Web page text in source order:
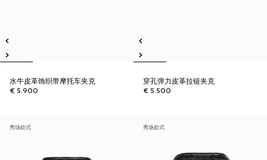
水牛皮革饰织带摩托车夹克
€ 5.900
穿孔弹力皮革拉链夹克
€ 5.500
秀场款式 秀场款式